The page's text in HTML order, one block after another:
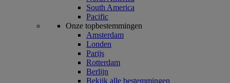
South America
Pacific
Onze topbestemmingen
Amsterdam
Londen
Parijs
Rotterdam
Berlijn
Bekijk alle bestemmingen